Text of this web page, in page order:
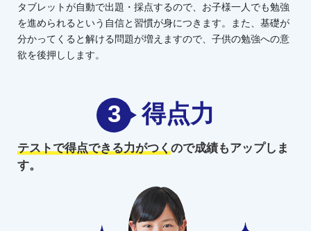
タブレットが自動で出題・採点するので、お子様一人でも勉強
を進められるという自信と習慣が身につきます。また、基礎が
分かってくると解ける問題が増えますので、子供の勉強への意
欲を後押しします。
3 得点力
テストで得点できる力がつくので成績もアップしま
す。